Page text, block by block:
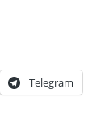
Telegram